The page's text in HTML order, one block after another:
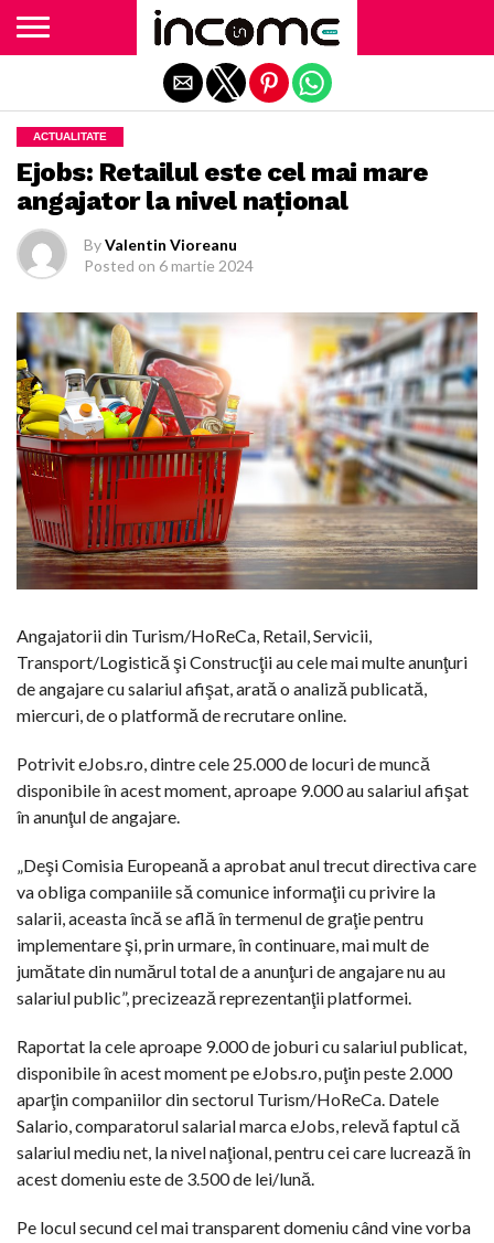
ACTUALITATE
Ejobs: Retailul este cel mai mare
angajator la nivel naţional
ByValentin Vioreanu
Posted on 6 martie 2024
Angajatorii din Turism/HoReCa, Retail, Servicii,
Transport/Logistică şi Construcţii au cele mai multe anunţuri
de angajare cu salariul afişat, arată o analiză publicată,
miercuri, de o platformă de recrutare online.
Potrivit eJobs.ro, dintre cele 25.000 de locuri de muncă
disponibile în acest moment, aproape 9.000 au salariul afişat
în anunţul de angajare.
„Deşi Comisia Europeană a aprobat anul trecut directiva care
va obliga companiile să comunice informaţii cu privire la
salarii, aceasta încă se află în termenul de graţie pentru
implementare şi, prin urmare, în continuare, mai mult de
jumătate din numărul total de a anunţuri de angajare nu au
salariul public”, precizează reprezentanţii platformei.
Raportat la cele aproape 9.000 de joburi cu salariul publicat,
disponibile în acest moment pe eJobs.ro, puţin peste 2.000
aparţin companiilor din sectorul Turism/HoReCa. Datele
Salario, comparatorul salarial marca eJobs, relevă faptul că
salariul mediu net, la nivel naţional, pentru cei care lucrează în
acest domeniu este de 3.500 de lei/lună.
Pe locul secund cel mai transparent domeniu când vine vorba
Exit mobile version